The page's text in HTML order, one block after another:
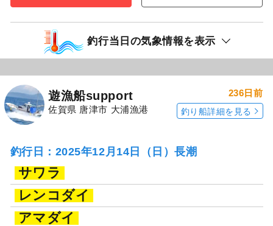
釣行当日の気象情報を表示
遊漁船support
佐賀県 唐津市 大浦漁港
236日前
釣り船詳細を見る
釣行日：2025年12月14日（日）長潮
サワラ
レンコダイ
アマダイ